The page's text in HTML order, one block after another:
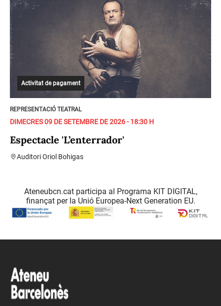
Activitat de pagament
REPRESENTACIÓ TEATRAL
DIMECRES 09 DE SETEMBRE DE 2026 - 18:30 H
Espectacle 'L’enterrador'
Auditori Oriol Bohigas
Ateneubcn.cat participa al Programa KIT DIGITAL,
finançat per la Unió Europea-Next Generation EU.